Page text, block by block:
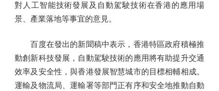
對人工智能技術發展及自動駕駛技術在香港的應用場
景、產業落地等事宜的意見。
百度在發出的新聞稿中表示，香港特區政府積極推
動創新科技發展，自動駕駛技術的應用將有助提升交通
效率及安全性，與香港發展智慧城市的目標相輔相成。
運輸及物流局、運輸署等部門正有序和安全地推動自動